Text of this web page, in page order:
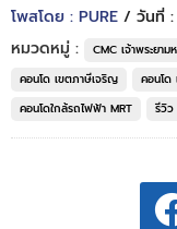
โพสโดย : PURE / วันที่ :
หมวดหมู่ :
CMC เจ้าพระยาม
คอนโด เขตภาษีเจริญ
คอนโด
คอนโดใกล้รถไฟฟ้า MRT
รีวิว